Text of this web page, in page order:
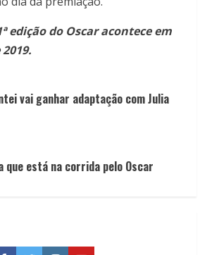
edição do Oscar acontece em
vai ganhar adaptação com Julia
está na corrida pelo Oscar